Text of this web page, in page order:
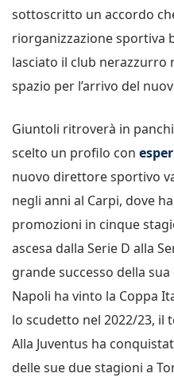
sottoscritto un accordo
riorganizzazione sportiva
lasciato il club nerazzurro
spazio per l’arrivo del
Giuntoli ritroverà in
scelto un profilo con
nuovo direttore sportivo
negli anni al Carpi, dove
promozioni in cinque
ascesa dalla Serie D alla
grande successo della
Napoli ha vinto la Coppa
lo scudetto nel 2022/23, il
Alla Juventus ha
delle sue due stagioni a